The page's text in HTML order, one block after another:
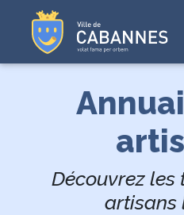
Découvrez les
artisans